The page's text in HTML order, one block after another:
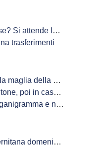
con il Novara
trasferimenti
della Cavese
col Giugliano
sulle panchine
alle ore 15:00